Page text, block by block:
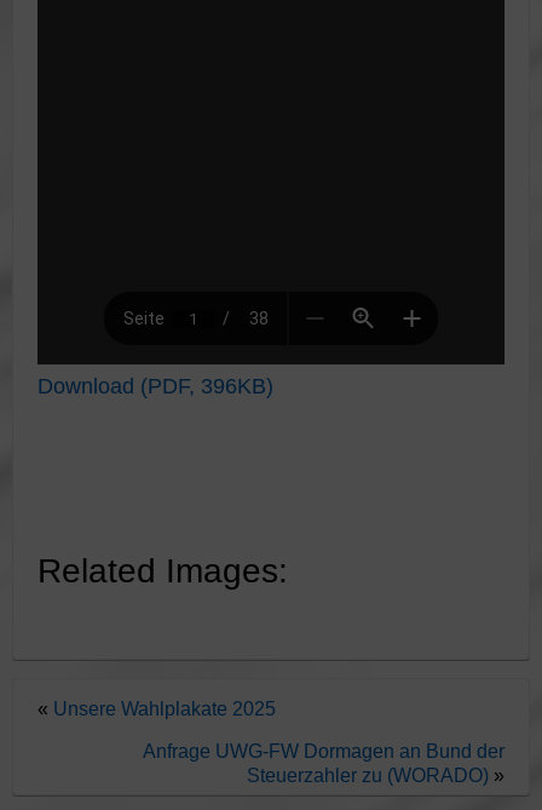
Download (PDF, 396KB)
Related Images:
« Unsere Wahlplakate 2025
Anfrage UWG-FW Dormagen an Bund der
Steuerzahler zu (WORADO) »